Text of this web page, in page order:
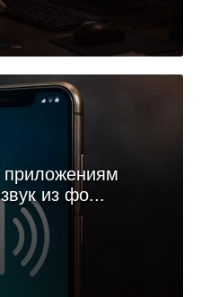
приложениям
из фо...